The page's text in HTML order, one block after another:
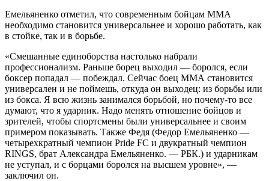
Емельяненко отметил, что современным бойцам ММА
необходимо становится универсальнее и хорошо работать, как
в стойке, так и в борьбе.
«Смешанные единоборства настолько набрали
профессионализм. Раньше борец выходил — боролся, если
боксер попадал — побеждал. Сейчас боец ММА становится
универсален и не поймешь, откуда он выходец: из борьбы или
из бокса. Я всю жизнь занимался борьбой, но почему-то все
думают, что я ударник. Надо менять отношение бойцов и
зрителей, чтобы спортсмены были универсальнее и своим
примером показывать. Также Федя (Федор Емельяненко —
четырехкратный чемпион Pride FC и двукратный чемпион
RINGS, брат Александра Емельяненко. — РБК.) и ударникам
не уступал, и с борцами боролся на высшем уровне», —
заключил он.